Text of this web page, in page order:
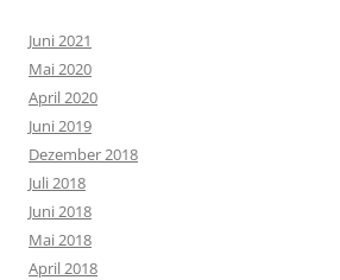
Juni 2021
Mai 2020
April 2020
Juni 2019
Dezember 2018
Juli 2018
Juni 2018
Mai 2018
April 2018